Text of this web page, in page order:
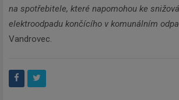
na spotřebitele, které napomohou ke
elektroodpadu končícího v komunálním
Vandrovec.